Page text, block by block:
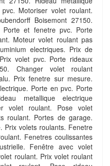
Motoriser volet roulant.
Boisemont 27150.
et fenetre pvc. Porte
Moteur volet roulant pas
electriques. Prix de
volet pvc. Porte rideaux
Changer volet roulant
Prix fenetre sur mesure.
Porte en pvc. Porte
metallique electrique
volet roulant. Pose volet
roulant. Portes de garage.
Prix volets roulants. Fenetre
Fenetres coulissantes
Fenêtre avec volet
roulant. Prix volet roulant